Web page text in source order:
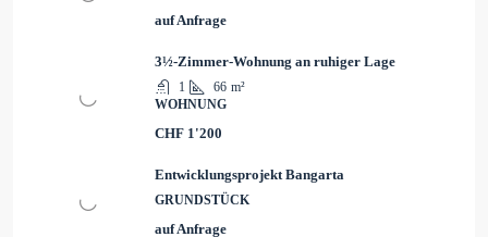
auf Anfrage
3½-Zimmer-Wohnung an ruhiger Lage
1 66 m²
WOHNUNG
CHF 1'200
Entwicklungsprojekt Bangarta
GRUNDSTÜCK
auf Anfrage